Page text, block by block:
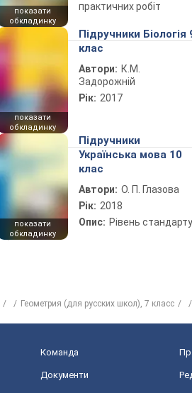
показати
обкладинку
практичних робіт
показати
обкладинку
Підручники Біологія
клас
Автори: К.М.
Задорожній
Рік: 2017
показати
обкладинку
Підручники
Українська мова 10
клас
Автори: О. П. Глазова
Рік: 2018
Опис: Рівень стандарту
Геометрия (для русских школ), 7 класс
Команда
Документи